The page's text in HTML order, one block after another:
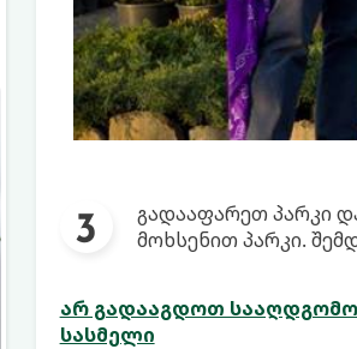
გადააფარეთ პარკი
მოხსენით პარკი.
არ გადააგდოთ
სასმელი